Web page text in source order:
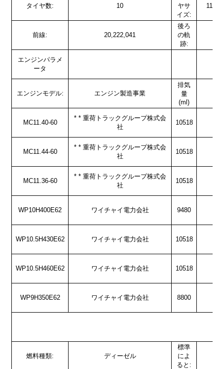
タイヤ数: 10
ヤサ
イズ:
前線: 20,222,041
後ろ
の軌
跡:
エンジンパラメ
ータ
エンジンモデル: エンジン製造事業
排気
量
(ml)
MC11.40-60
* * 重荷トラックグループ株式会
社
10518
MC11.44-60
* * 重荷トラックグループ株式会
社
10518
MC11.36-60
* * 重荷トラックグループ株式会
社
10518
WP10H400E62 ワイチャイ電力会社 9480
WP10.5H430E62 ワイチャイ電力会社 10518
WP10.5H460E62 ワイチャイ電力会社 10518
WP9H350E62 ワイチャイ電力会社 8800
燃料種類: ディーゼル
標準
によ
ると: